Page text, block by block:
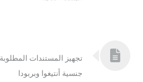
تجهيز المستندات
جنسية أنتيغوا وبربودا